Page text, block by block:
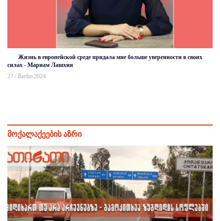
Жизнь в европейской среде придала мне больше уверенности в своих
силах - Мариам Лашхия
27 / მაისი 2024
მოქალაქეების აზრი